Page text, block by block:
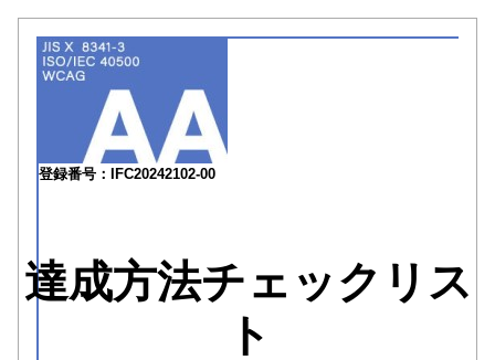
登録番号：IFC20242102-00
達成方法チェックリス
ト